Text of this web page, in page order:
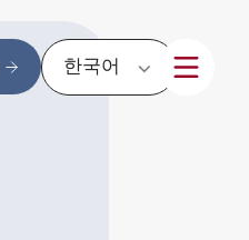
한국어